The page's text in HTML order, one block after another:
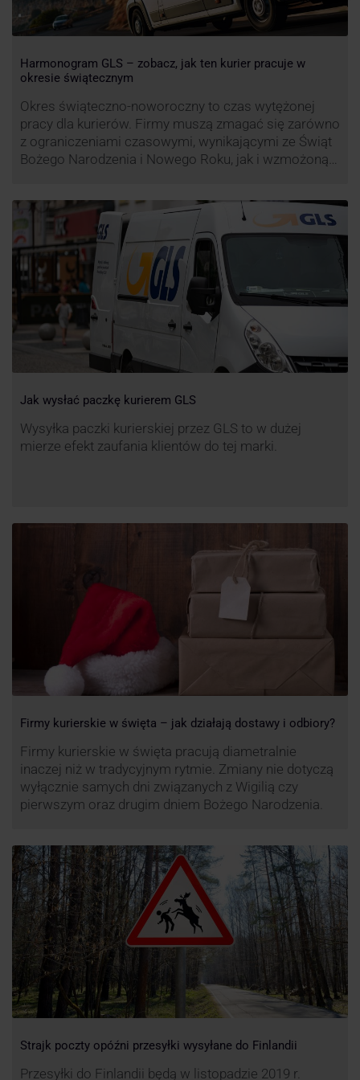
Harmonogram GLS – zobacz, jak ten kurier pracuje w
okresie świątecznym
Okres świąteczno-noworoczny to czas wytężonej
pracy dla kurierów. Firmy muszą zmagać się zarówno
z ograniczeniami czasowymi, wynikającymi ze Świąt
Bożego Narodzenia i Nowego Roku, jak i wzmożoną
firm. Zobacz harmonogram GLS na czas świąteczny!
Jak wysłać paczkę kurierem GLS
Wysyłka paczki kurierskiej przez GLS to w dużej
mierze efekt zaufania klientów do tej marki.
Firmy kurierskie w święta – jak działają dostawy i odbiory?
Firmy kurierskie w święta pracują diametralnie
inaczej niż w tradycyjnym rytmie. Zmiany nie dotyczą
wyłącznie samych dni związanych z Wigilią czy
pierwszym oraz drugim dniem Bożego Narodzenia.
Strajk poczty opóźni przesyłki wysyłane do Finlandii
Przesyłki do Finlandii będą w listopadzie 2019 r.